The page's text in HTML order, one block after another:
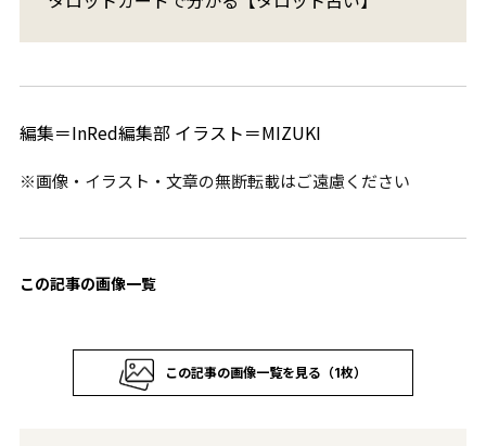
編集＝InRed編集部 イラスト＝MIZUKI
※画像・イラスト・文章の無断転載はご遠慮ください
この記事の画像一覧
この記事の画像一覧を見る（1枚）